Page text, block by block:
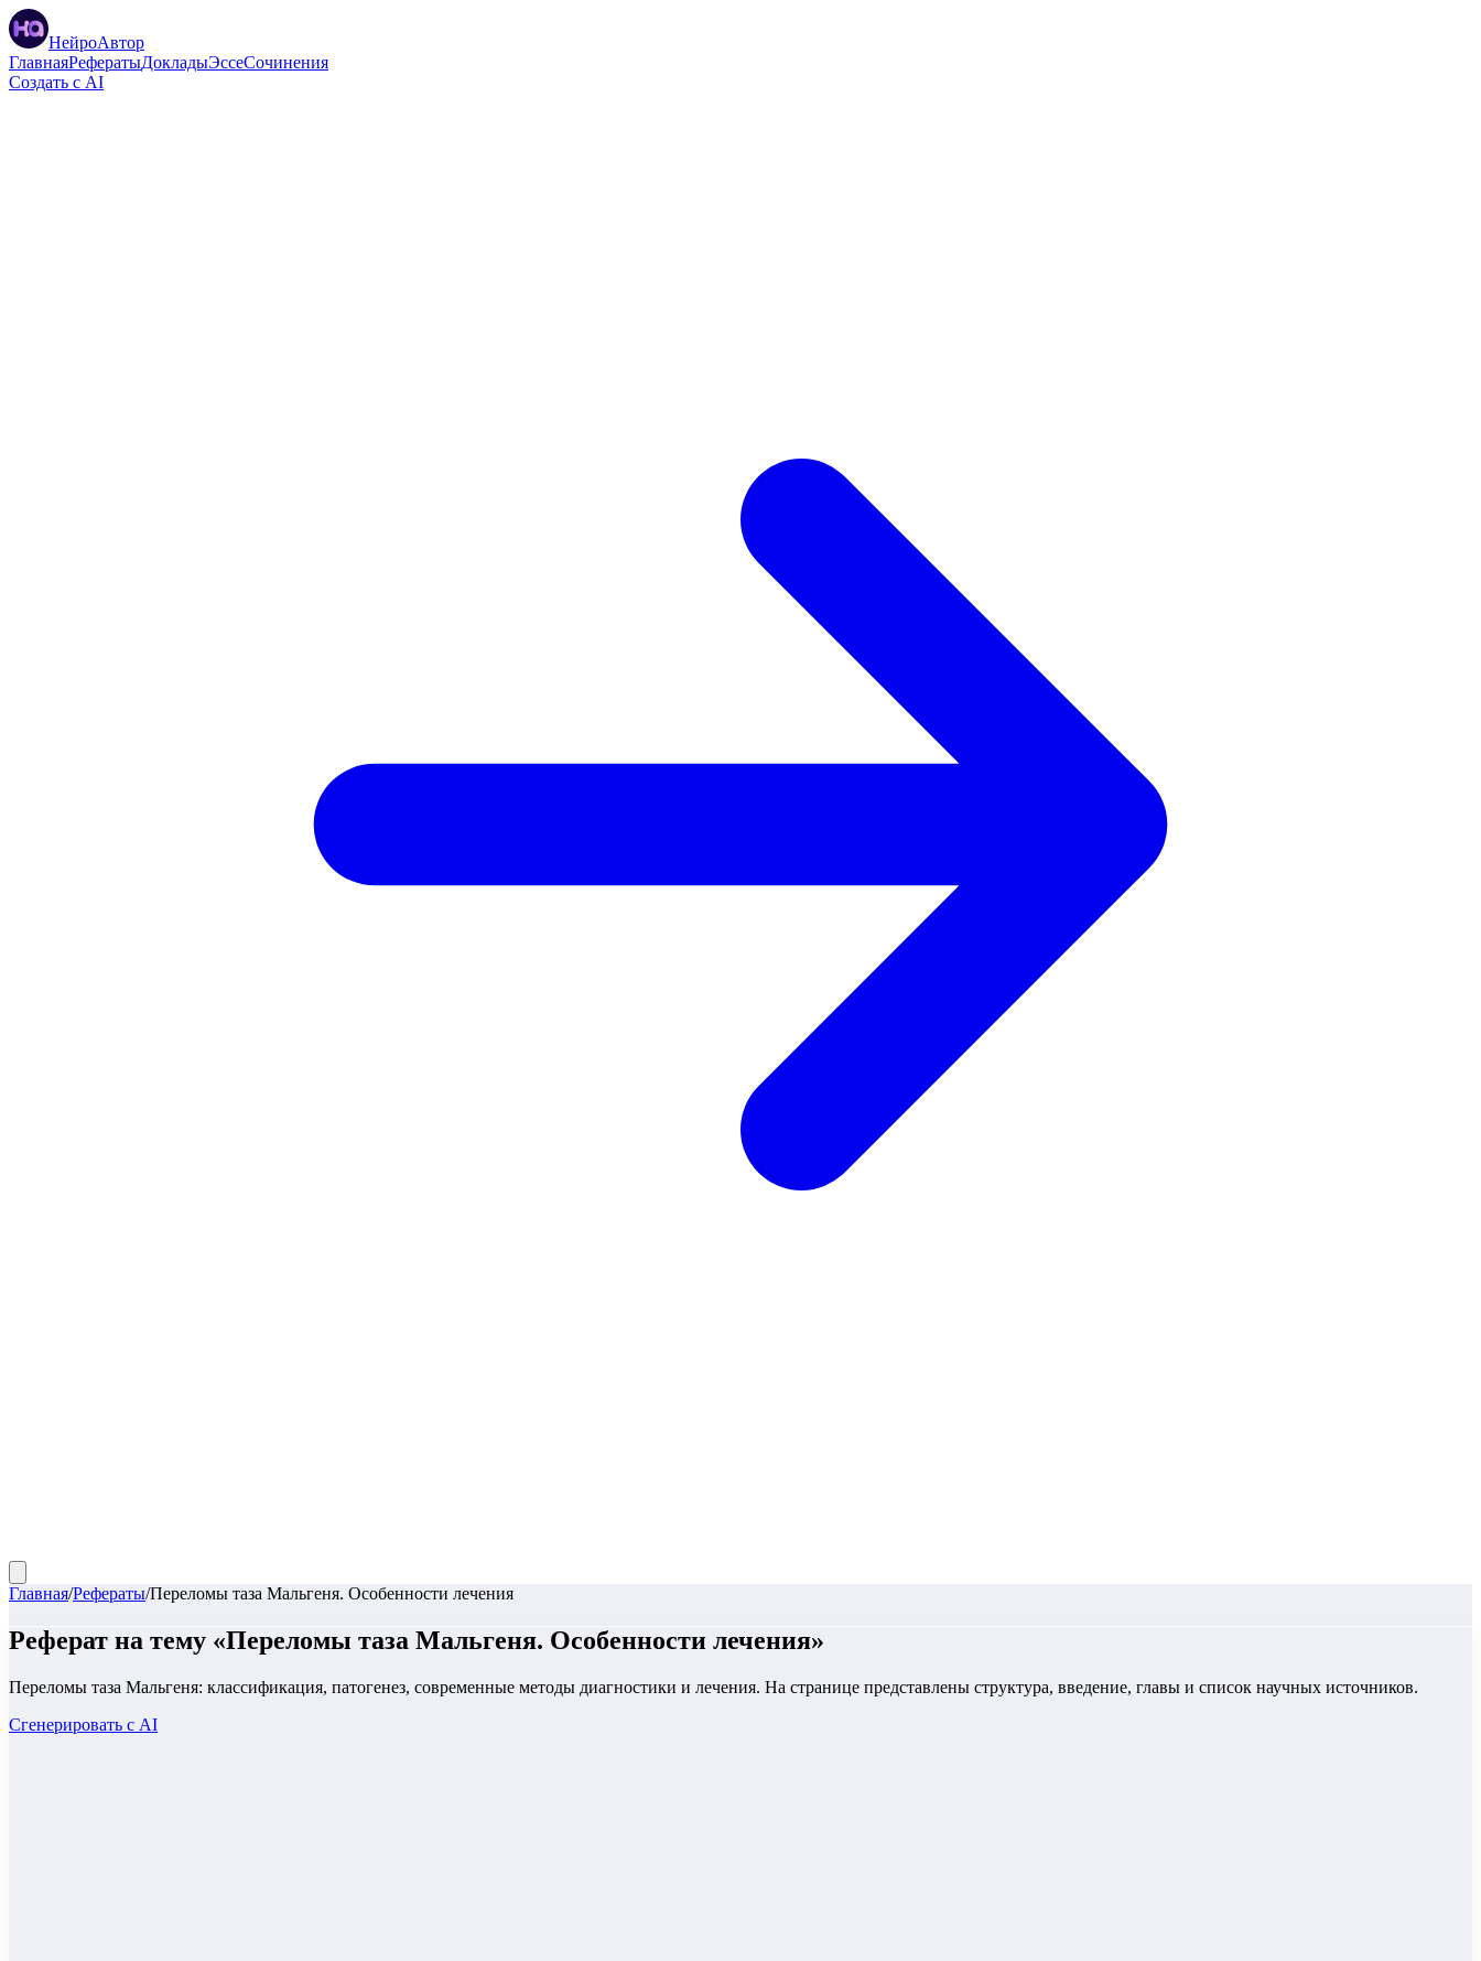
НейроАвтор
ГлавнаяРефератыДокладыЭссеСочинения
Создать с AI
Главная/Рефераты/Переломы таза Мальгеня. Особенности лечения
Реферат на тему «Переломы таза Мальгеня. Особенности лечения»
Переломы таза Мальгеня: классификация, патогенез, современные методы диагностики и лечения. На странице представлены структура, введение, главы и список научных источников.
Сгенерировать с AI